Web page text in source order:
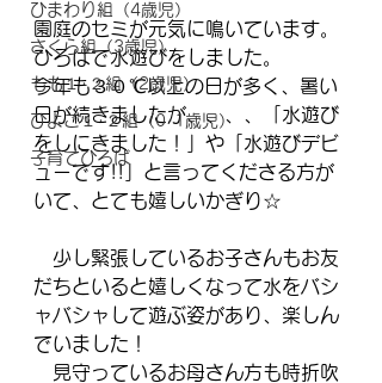
ひまわり組（4歳児）
さくら組（3歳児）
もも１･２組（2歳児）
ひよこ１･２組（0･1歳児）
子育てひろば
園庭のセミが元気に鳴いています。
ひろばで水遊びをしました。
今年も３０℃以上の日が多く、暑い
日が続きましたが、、、、「水遊び
をしにきました！」や「水遊びデビ
ューです!!」と言ってくださる方が
いて、とても嬉しいかぎり☆
少し緊張しているお子さんもお友
だちといると嬉しくなって水をバシ
ャバシャして遊ぶ姿があり、楽しん
でいました！
見守っているお母さん方も時折吹